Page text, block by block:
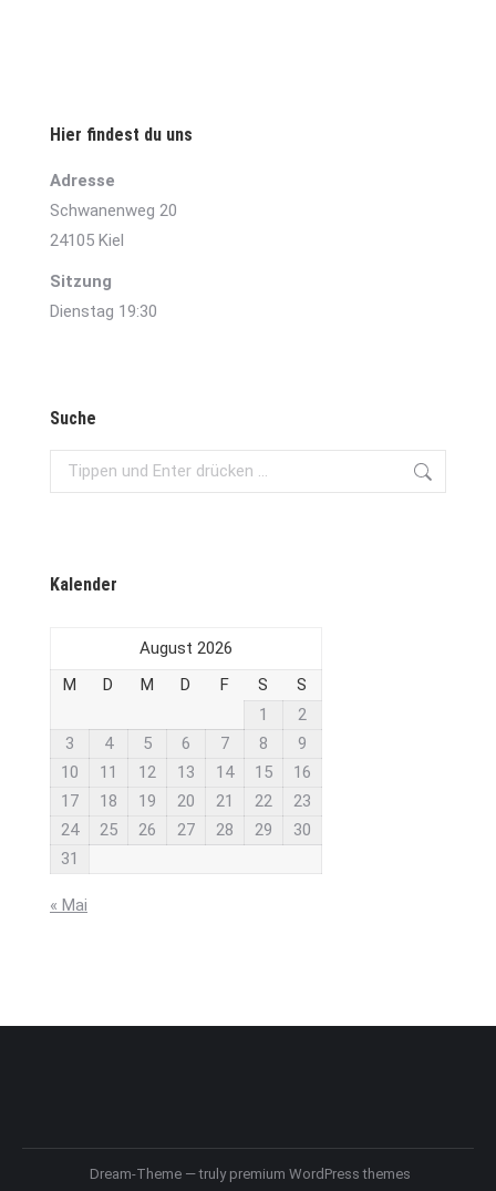
Hier findest du uns
Adresse
Schwanenweg 20
24105 Kiel
Sitzung
Dienstag 19:30
Suche
Search:
Kalender
August 2026
M
D M D F S
S
1
2
3
4 5 6 7 8
9
10
11 12 13 14 15
16
17
18 19 20 21 22
23
24
25 26 27 28 29
30
31
« Mai
Dream-Theme — truly premium WordPress themes